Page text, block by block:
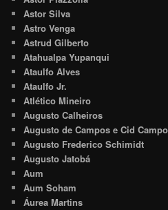
Astor Silva
Astro Venga
Astrud Gilberto
Atahualpa Yupanqui
Ataulfo Alves
Ataulfo Jr.
Atlético Mineiro
Augusto Calheiros
Augusto de Campos e Cid
Augusto Frederico Schimidt
Augusto Jatobá
Aum
Aum Soham
Áurea Martins